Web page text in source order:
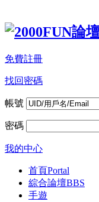
免費註冊
找回密碼
帳號
密碼
我的中心
首頁Portal
綜合論壇BBS
手遊